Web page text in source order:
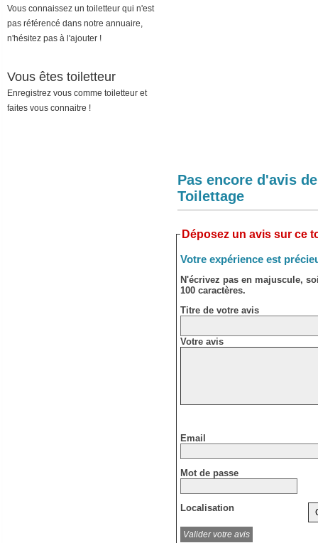
Pas encore d'avis
Toilettage
Déposez un avis sur ce
Votre expérience est
N'écrivez pas en majuscule,
100 caractères.
Titre de votre avis
Votre avis
Email
Mot de passe
Localisation
Vous connaissez un toiletteur qui n'est
pas référencé dans notre annuaire,
n'hésitez pas à l'ajouter !
Vous êtes toiletteur
Enregistrez vous comme toiletteur et
faites vous connaitre !